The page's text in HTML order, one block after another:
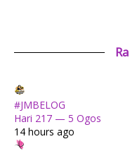
#JMBELOG
Hari 217 — 5 Ogos
14 hours ago